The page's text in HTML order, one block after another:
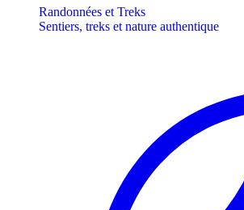
Randonnées et Treks
Sentiers, treks et nature authentique